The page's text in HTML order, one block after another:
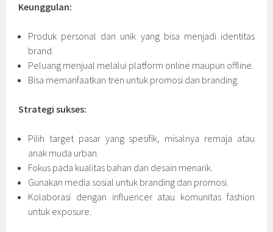
Keunggulan:
Produk personal dan unik yang bisa menjadi identitas
brand.
Peluang menjual melalui platform online maupun offline.
Bisa memanfaatkan tren untuk promosi dan branding.
Strategi sukses:
Pilih target pasar yang spesifik, misalnya remaja atau
anak muda urban.
Fokus pada kualitas bahan dan desain menarik.
Gunakan media sosial untuk branding dan promosi.
Kolaborasi dengan influencer atau komunitas fashion
untuk exposure.